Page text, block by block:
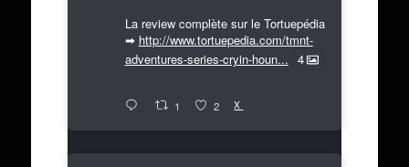
La review complète sur le Tortuepédia
➡ http://www.tortuepedia.com/tmnt-
adventures-series-cryin-houn... 4
1 2 X